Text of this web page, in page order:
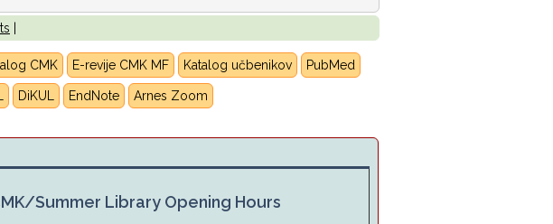
CMK E-revije CMK MF Katalog učbenikov PubMed
DiKUL EndNote Arnes Zoom
Summer Library Opening Hours